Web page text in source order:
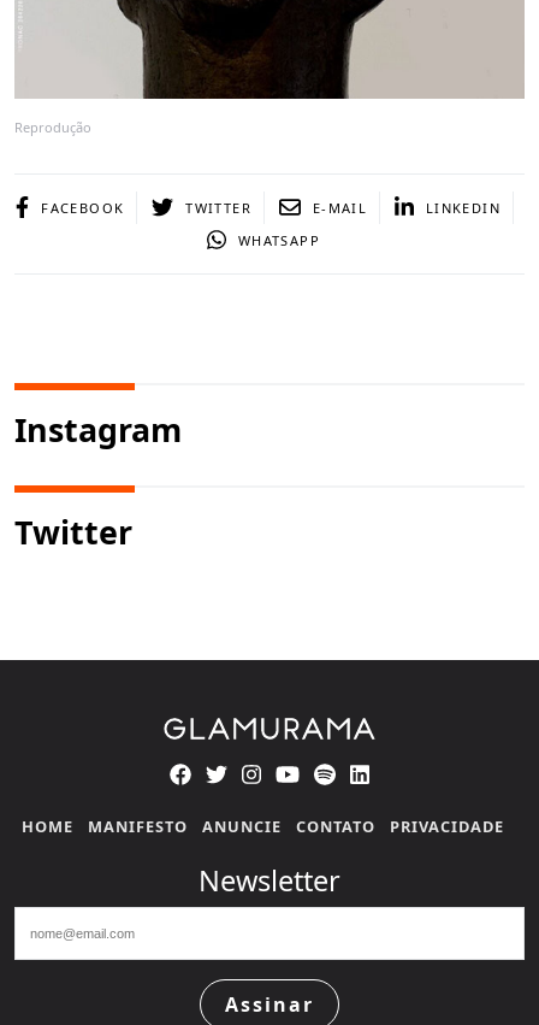
Reprodução
FACEBOOK TWITTER E-MAIL
LINKEDIN
WHATSAPP
Instagram
Twitter
HOME MANIFESTO ANUNCIE CONTATO PRIVACIDADE
Newsletter